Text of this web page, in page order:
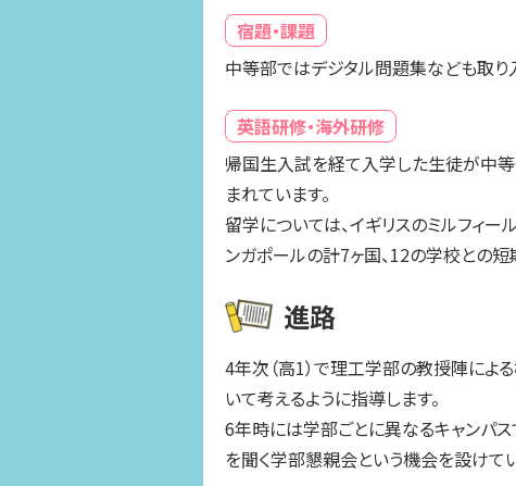
宿題・課題
中等部ではデジタル問題集なども取り
英語研修・海外研修
帰国生入試を経て入学した生徒が中
まれています。
留学については、イギリスのミルフィー
ンガポールの計7ヶ国、12の学校との
進路
4年次（高1）で理工学部の教授陣によ
いて考えるように指導します。
6年時には学部ごとに異なるキャンパ
を聞く学部懇親会という機会を設けて